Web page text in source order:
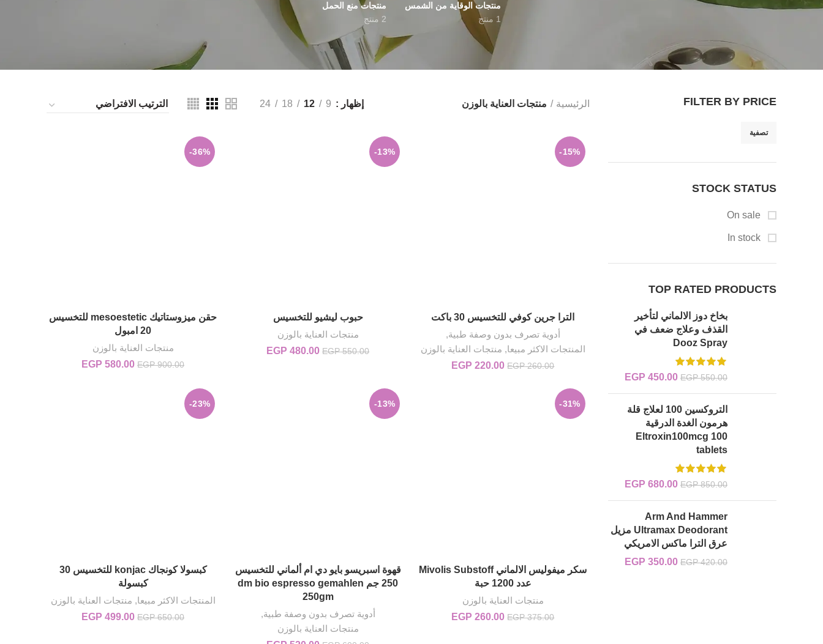
منتجات الوقاية من الشمس
1 منتج
منتجات منع الحمل
2 منتج
FILTER BY PRICE
أدنى سعر
أعلى سعر
تصفية
STOCK STATUS
TOP RATED PRODUCTS
بخاخ دوز الالماني لتأخير
القذف وعلاج ضعف في
Dooz Spray
EGP550.00
السعر الأصلي هو:
EGP 450.00
EGP 450.00.
التروكسين 100 لعلاج قلة
هرمون الغدة الدرقية
Eltroxin100mcg 100
tablets
EGP850.00
السعر الأصلي هو:
EGP 680.00
Arm And Hammer
Ultramax Deodorant مزيل
عرق الترا ماكس الامريكي
EGP420.00
السعر الأصلي هو:
EGP 350.00
الرئيسية منتجات العناية بالوزن إظهار 9
12
18
24
-15%
إضافة إلى السلة
الترا جرين كوفي للتخسيس 30 باكت
أدوية تصرف بدون وصفة طبية,
المنتجات الاكثر مبيعا, منتجات العناية بالوزن
EGP260.00
السعر الأصلي هو:
EGP 220.00
-13%
إضافة إلى السلة
حبوب ليشيو للتخسيس
منتجات العناية بالوزن
EGP550.00
السعر الأصلي هو:
EGP 480.00
-36%
إضافة إلى السلة
حقن ميزوستاتيك mesoestetic للتخسيس
20 امبول
منتجات العناية بالوزن
EGP900.00
السعر الأصلي هو:
EGP 580.00
-31%
إضافة إلى السلةسكر ميفوليس الالماني Mivolis Substoff
عدد 1200 حبة
منتجات العناية بالوزن
EGP375.00
السعر الأصلي هو:
EGP 260.00
-13%
إضافة إلى السلة
قهوة اسبريسو بايو دي ام ألماني للتخسيس
250 جم dm bio espresso gemahlen
250gm
أدوية تصرف بدون وصفة طبية,
منتجات العناية بالوزن
-23%
إضافة إلى السلة
كبسولا كونجاك konjac للتخسيس 30
كبسولة
المنتجات الاكثر مبيعا, منتجات العناية بالوزن
EGP650.00
السعر الأصلي هو:
EGP 499.00